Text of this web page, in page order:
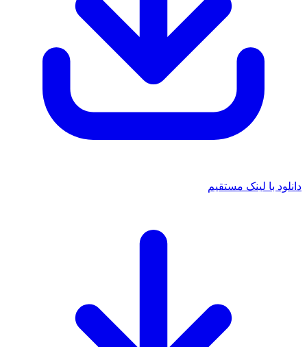
دانلود با لینک مستقیم